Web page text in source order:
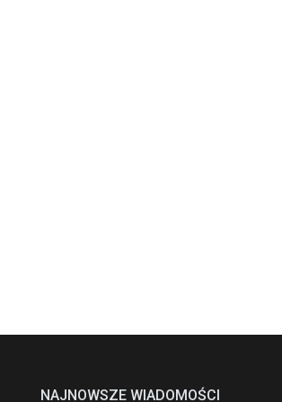
NAJNOWSZE WIADOMOŚCI